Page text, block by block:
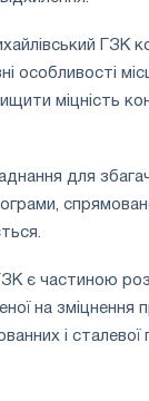
ГЗК
особливості
міцність
для
є частиною
на зміцнення
і